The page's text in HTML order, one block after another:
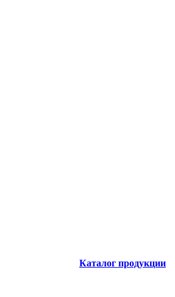
Каталог продукции